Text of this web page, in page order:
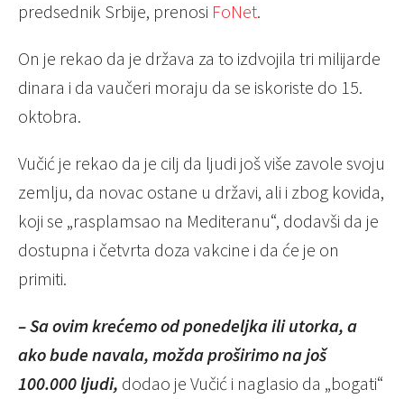
predsednik Srbije, prenosi FoNet.
On je rekao da je država za to izdvojila tri milijarde
dinara i da vaučeri moraju da se iskoriste do 15.
oktobra.
Vučić je rekao da je cilj da ljudi još više zavole svoju
zemlju, da novac ostane u državi, ali i zbog kovida,
koji se „rasplamsao na Mediteranu“, dodavši da je
dostupna i četvrta doza vakcine i da će je on
primiti.
– Sa ovim krećemo od ponedeljka ili utorka, a
ako bude navala, možda proširimo na još
100.000 ljudi, dodao je Vučić i naglasio da „bogati“